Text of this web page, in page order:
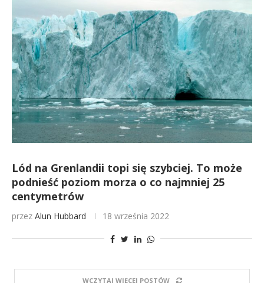
Lód na Grenlandii topi się szybciej. To może
podnieść poziom morza o co najmniej 25
centymetrów
przez Alun Hubbard 18 września 2022
WCZYTAJ WIĘCEJ POSTÓW